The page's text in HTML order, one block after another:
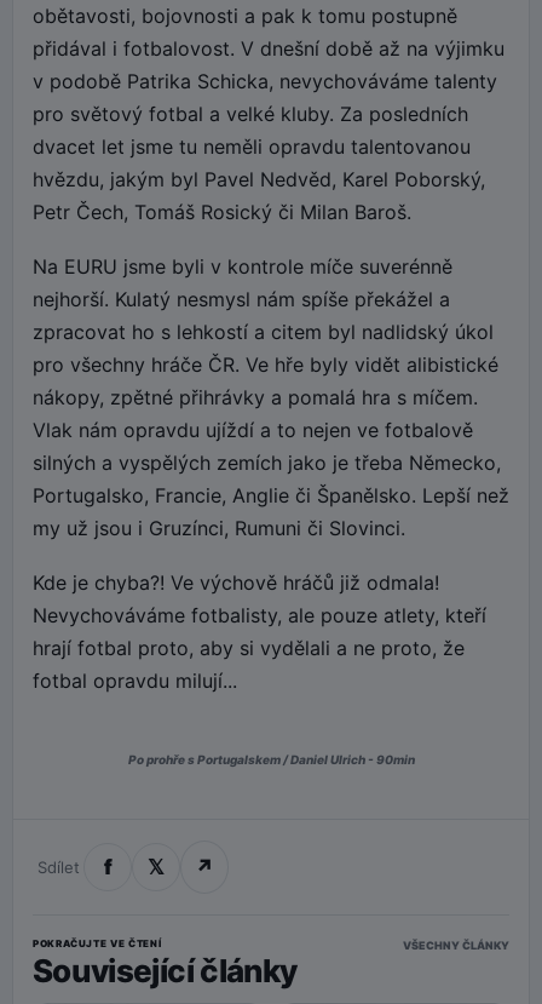
obětavosti, bojovnosti a pak k tomu postupně
přidával i fotbalovost. V dnešní době až na výjimku
v podobě Patrika Schicka, nevychováváme talenty
pro světový fotbal a velké kluby. Za posledních
dvacet let jsme tu neměli opravdu talentovanou
hvězdu, jakým byl Pavel Nedvěd, Karel Poborský,
Petr Čech, Tomáš Rosický či Milan Baroš.
Na EURU jsme byli v kontrole míče suverénně
nejhorší. Kulatý nesmysl nám spíše překážel a
zpracovat ho s lehkostí a citem byl nadlidský úkol
pro všechny hráče ČR. Ve hře byly vidět alibistické
nákopy, zpětné přihrávky a pomalá hra s míčem.
Vlak nám opravdu ujíždí a to nejen ve fotbalově
silných a vyspělých zemích jako je třeba Německo,
Portugalsko, Francie, Anglie či Španělsko. Lepší než
my už jsou i Gruzínci, Rumuni či Slovinci.
Kde je chyba?! Ve výchově hráčů již odmala!
Nevychováváme fotbalisty, ale pouze atlety, kteří
hrají fotbal proto, aby si vydělali a ne proto, že
fotbal opravdu milují...
Po prohře s Portugalskem / Daniel Ulrich - 90min
Sdílet f 𝕏 ↗
POKRAČUJTE VE ČTENÍ
Související články
VŠECHNY ČLÁNKY